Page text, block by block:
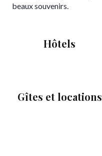
beaux souvenirs.
Hôtels
Gîtes et locations